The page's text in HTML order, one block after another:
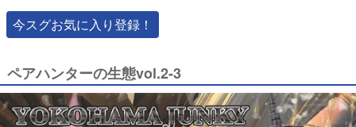
今スグお気に入り登録！
ペアハンターの生態vol.2-3